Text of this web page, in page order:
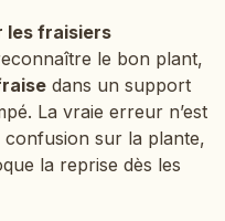
les fraisiers
le bon plant,
dans un support
La vraie erreur n’est
confusion sur la plante,
la reprise dès les